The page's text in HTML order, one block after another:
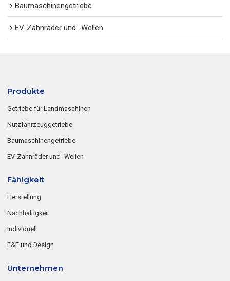
Baumaschinengetriebe
EV-Zahnräder und -Wellen
Produkte
Getriebe für Landmaschinen
Nutzfahrzeuggetriebe
Baumaschinengetriebe
EV-Zahnräder und -Wellen
Fähigkeit
Herstellung
Nachhaltigkeit
Individuell
F&E und Design
Unternehmen